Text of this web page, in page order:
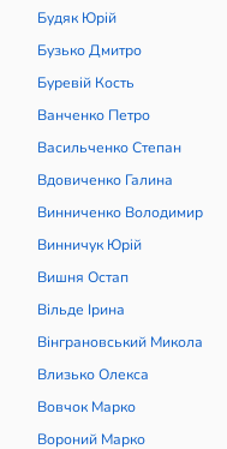
Будяк Юрій
Бузько Дмитро
Буревій Кость
Ванченко Петро
Васильченко Степан
Вдовиченко Галина
Винниченко Володимир
Винничук Юрій
Вишня Остап
Вільде Ірина
Вінграновський Микола
Влизько Олекса
Вовчок Марко
Вороний Марко
А
Г
Д
К
Л
П
Р
С